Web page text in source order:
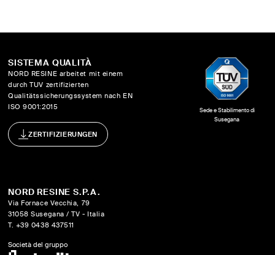
Sede e Stabilimento di
Susegana
SISTEMA QUALITÀ
NORD RESINE arbeitet mit einem
durch TUV zertifizierten
Qualitätssicherungssystem nach EN
ISO 9001:2015
ZERTIFIZIERUNGEN
NORD RESINE S.P.A.
Via Fornace Vecchia, 79
31058 Susegana / TV - Italia
T. +39 0438 437511
Società del gruppo